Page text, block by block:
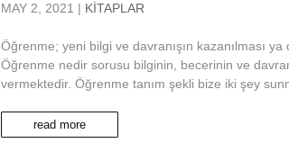
MAY 2, 2021 | KITAPLAR
Öğrenme; yeni bilgi ve davranışın kazanılması
Öğrenme nedir sorusu bilginin, becerinin ve
vermektedir. Öğrenme tanım şekli bize iki şey
read more